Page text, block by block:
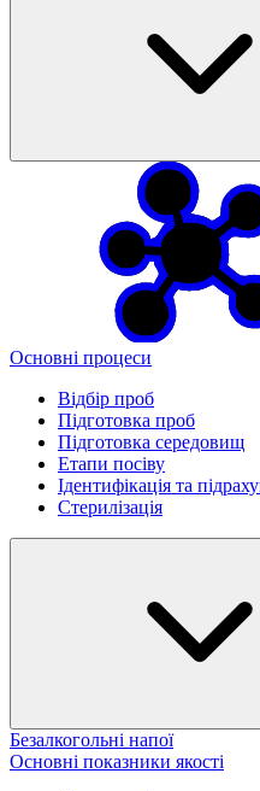
Основні процеси
Відбір проб
Підготовка проб
Підготовка середовищ
Етапи посіву
Ідентифікація та
Стерилізація
Безалкогольні напої
Основні показники якості